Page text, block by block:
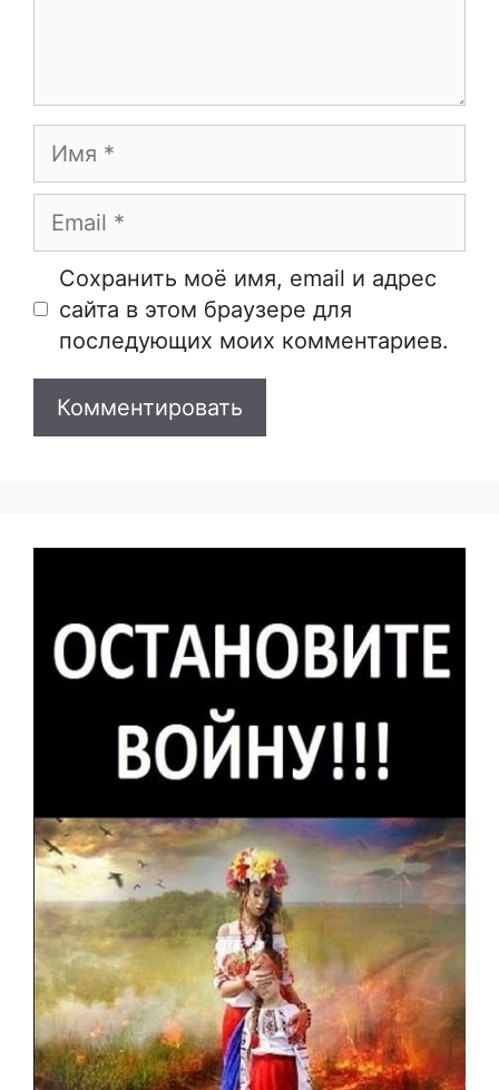
Имя
Email
Сайт
Сохранить моё имя, email и адрес
сайта в этом браузере для
последующих моих комментариев.